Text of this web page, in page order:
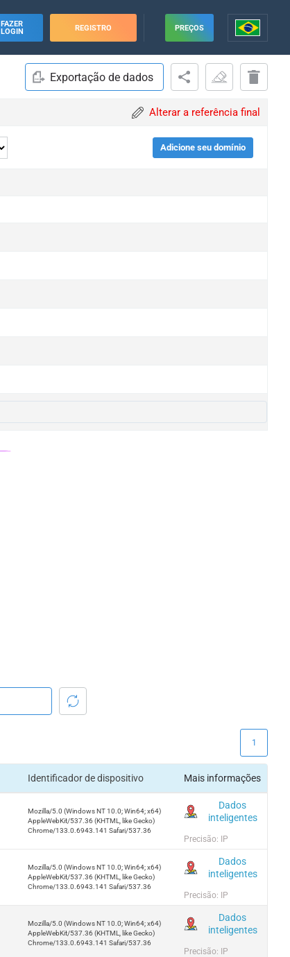
FAZER
LOGIN
REGISTRO PREÇOS
Exportação de dados
Alterar a referência final
Adicione seu domínio
1
Identificador de dispositivo Mais informações
Mozilla/5.0 (Windows NT 10.0; Win64; x64)
AppleWebKit/537.36 (KHTML, like Gecko)
Chrome/133.0.6943.141 Safari/537.36
Dados
inteligentes
Precisão: IP
Mozilla/5.0 (Windows NT 10.0; Win64; x64)
AppleWebKit/537.36 (KHTML, like Gecko)
Chrome/133.0.6943.141 Safari/537.36
Dados
inteligentes
Precisão: IP
Mozilla/5.0 (Windows NT 10.0; Win64; x64)
AppleWebKit/537.36 (KHTML, like Gecko)
Chrome/133.0.6943.141 Safari/537.36
Dados
inteligentes
Precisão: IP